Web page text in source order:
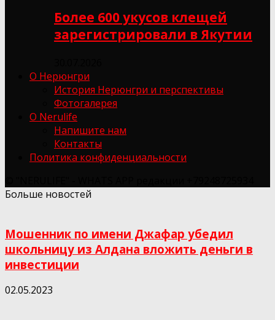
Более 600 укусов клещей
зарегистрировали в Якутии
О Нерюнгри
История Нерюнгри и перспективы
Фотогалерея
О Nerulife
Напишите нам
Контакты
Политика конфиденциальности
Больше новостей
Мошенник по имени Джафар убедил
школьницу из Алдана вложить деньги в
инвестиции
02.05.2023